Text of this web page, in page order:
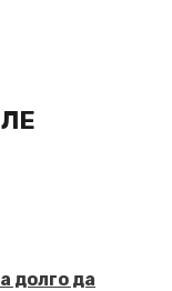
долго да